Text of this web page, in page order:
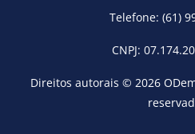
Telefone: (61)
CNPJ:
Direitos autorais © 2026